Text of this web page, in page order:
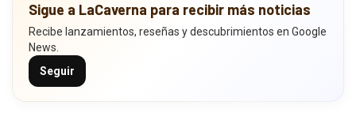
Sigue a LaCaverna para recibir más noticias
Recibe lanzamientos, reseñas y descubrimientos en Google
News.
Seguir